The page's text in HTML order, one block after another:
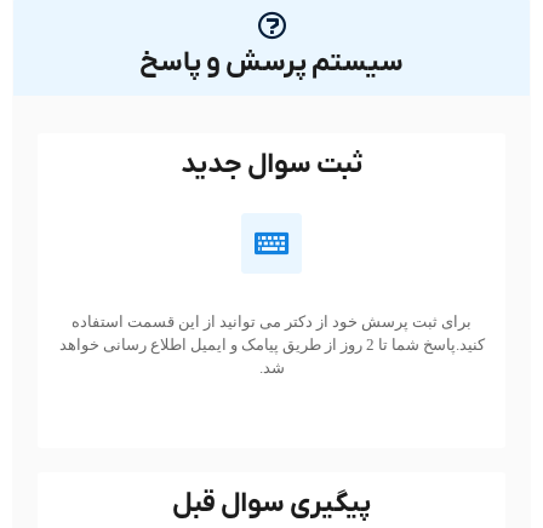
سیستم پرسش و پاسخ
ثبت سوال جدید
برای ثبت پرسش خود از دکتر می توانید از این قسمت استفاده
کنید.پاسخ شما تا 2 روز از طریق پیامک و ایمیل اطلاع رسانی خواهد
شد.
پیگیری سوال قبل